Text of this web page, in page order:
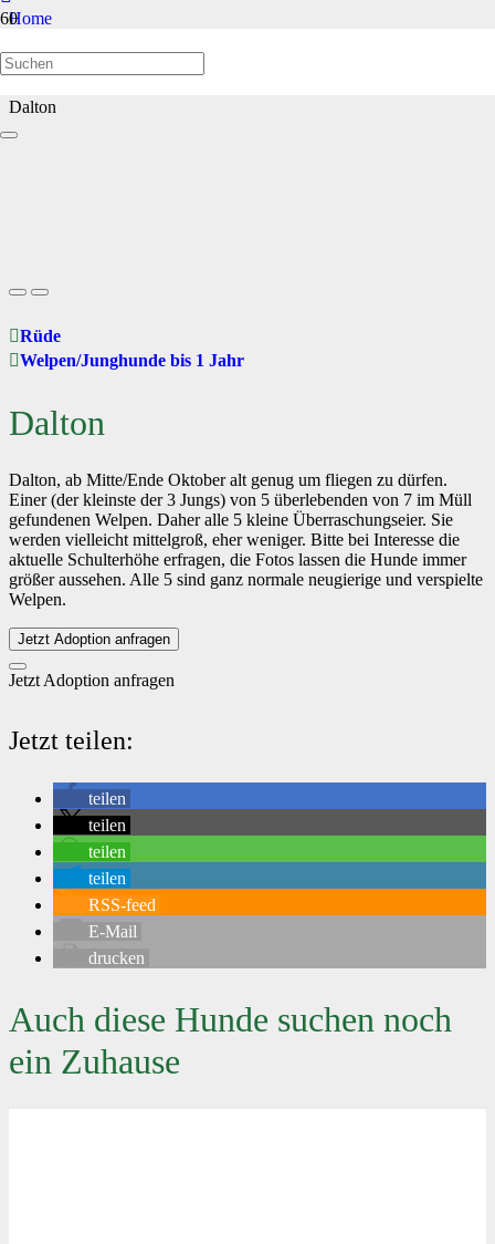
Home
Welpen/Junghunde bis 1 Jahr
Dalton
Rüde
Welpen/Junghunde bis 1 Jahr
Dalton
Dalton, ab Mitte/Ende Oktober alt genug um fliegen zu dürfen.
Einer (der kleinste der 3 Jungs) von 5 überlebenden von 7 im Müll
gefundenen Welpen. Daher alle 5 kleine Überraschungseier. Sie
werden vielleicht mittelgroß, eher weniger. Bitte bei Interesse die
aktuelle Schulterhöhe erfragen, die Fotos lassen die Hunde immer
größer aussehen. Alle 5 sind ganz normale neugierige und verspielte
Welpen.
Jetzt Adoption anfragen
Jetzt Adoption anfragen
Jetzt teilen:
teilen
teilen
teilen
teilen
RSS-feed
E-Mail
drucken
Auch diese Hunde suchen noch
ein Zuhause